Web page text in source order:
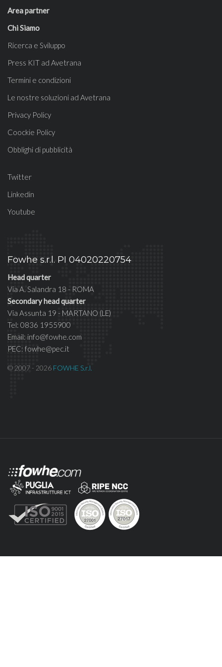
Area partner
Chi Siamo
Ricerca e Sviluppo
Press KIT ad Avetrana
Termini e condizioni
Le nostre soluzioni ad Avetrana
Privacy Policy
Coockie Policy
Obblighi di pubblicità
Twitter
Linkedin
Youtube
Fowhe s.r.l. PI 04020220754
Head quarter
Via A. Salandra 18 - ROMA
Secondary head quarter
Via Assunta 19 - MARTANO (LE)
Tel: 0836 1955900
Email: info@fowhe.com
PEC: fowhe@pec.it
© 2007 - 2026 FOWHE S.r.l.